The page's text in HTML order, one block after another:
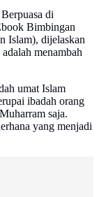
di
Bimbingan
Islam), dijelaskan
menambah
umat Islam
ibadah orang
saja.
yang menjadi